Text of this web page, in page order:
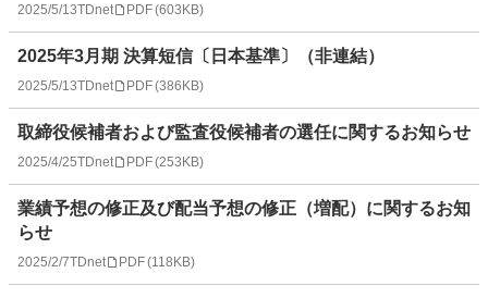
2025/5/13TDnet PDF(603KB)
2025年3月期 決算短信〔日本基準〕（非連結）
2025/5/13TDnet PDF(386KB)
取締役候補者および監査役候補者の選任に関するお知らせ
2025/4/25TDnet PDF(253KB)
業績予想の修正及び配当予想の修正（増配）に関するお知
らせ
2025/2/7TDnet PDF(118KB)